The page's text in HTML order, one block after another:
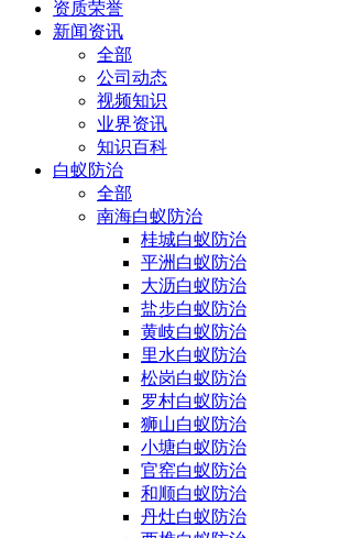
资质荣誉
新闻资讯
全部
公司动态
视频知识
业界资讯
知识百科
白蚁防治
全部
南海白蚁防治
桂城白蚁防治
平洲白蚁防治
大沥白蚁防治
盐步白蚁防治
黄岐白蚁防治
里水白蚁防治
松岗白蚁防治
罗村白蚁防治
狮山白蚁防治
小塘白蚁防治
官窑白蚁防治
和顺白蚁防治
丹灶白蚁防治